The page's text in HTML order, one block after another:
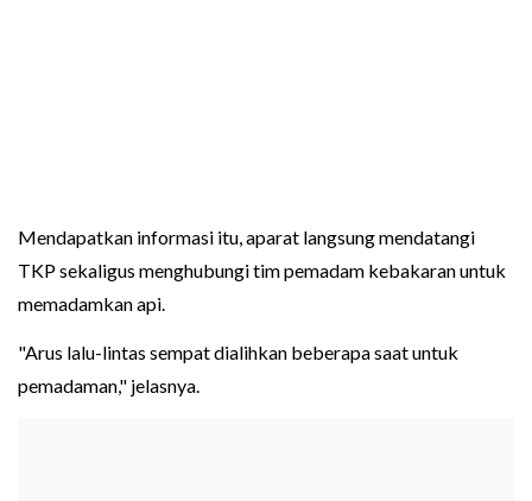
Mendapatkan informasi itu, aparat langsung mendatangi
TKP sekaligus menghubungi tim pemadam kebakaran untuk
memadamkan api.
"Arus lalu-lintas sempat dialihkan beberapa saat untuk
pemadaman," jelasnya.